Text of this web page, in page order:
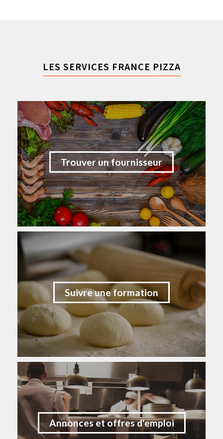
LES SERVICES FRANCE PIZZA
Trouver un fournisseur
Suivre une formation
Annonces et offres d'emploi